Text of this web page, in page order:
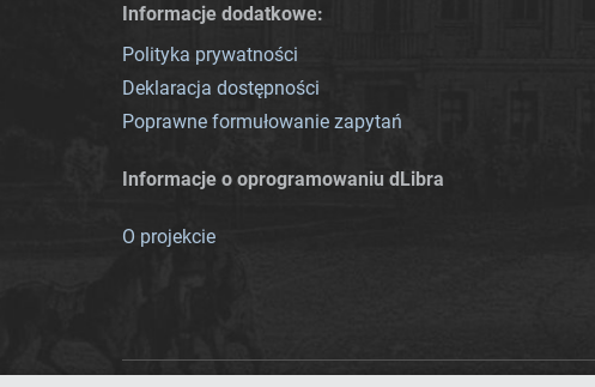
Informacje dodatkowe:
Polityka prywatności
Deklaracja dostępności
Poprawne formułowanie zapytań
Informacje o oprogramowaniu dLibra
O projekcie